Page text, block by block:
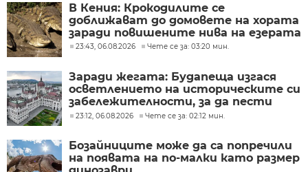
В Кения: Крокодилите се
доближават до домовете на хората
заради повишените нива на езерата
23:43, 06.08.2026 Чете се за: 03:20 мин.
Заради жегата: Будапеща изгася
осветлението на историческите си
забележителности, за да пести
енергия
23:12, 06.08.2026 Чете се за: 02:12 мин.
Бозайниците може да са попречили
на появата на по-малки като размер